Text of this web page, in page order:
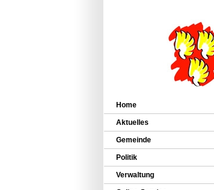
Home
Aktuelles
Gemeinde
Politik
Verwaltung